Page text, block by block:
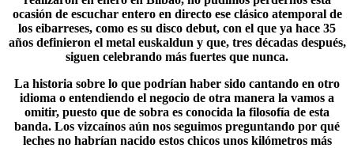
ocasión de escuchar entero en directo ese clásico atemporal de
los eibarreses, como es su disco debut, con el que ya hace 35
años definieron el metal euskaldun y que, tres décadas después,
siguen celebrando más fuertes que nunca.
La historia sobre lo que podrían haber sido cantando en otro
idioma o entendiendo el negocio de otra manera la vamos a
omitir, puesto que de sobra es conocida la filosofía de esta
banda. Los vizcaínos aún nos seguimos preguntando por qué
leches no habrían nacido estos chicos unos kilómetros más